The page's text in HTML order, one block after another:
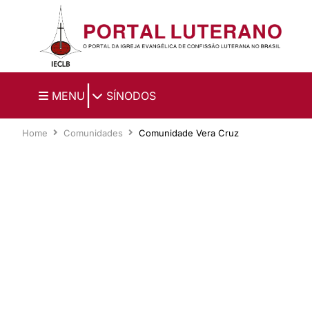
Ir para o conteúdo principal
MENU SÍNODOS
Home Comunidades Comunidade Vera Cruz